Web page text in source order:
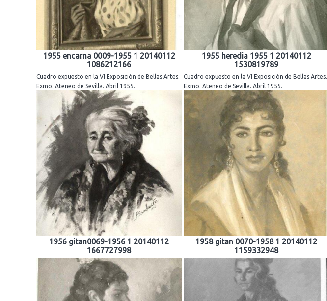
1955 encarna 0009-1955 1 20140112
1086212166
Cuadro expuesto en la VI Exposición de Bellas Artes.
Exmo. Ateneo de Sevilla. Abril 1955.
1955 heredia 1955 1 20140112
1530819789
Cuadro expuesto en la VI Exposición de Bellas Artes.
Exmo. Ateneo de Sevilla. Abril 1955.
1956 gitan0069-1956 1 20140112
1667727998
1958 gitan 0070-1958 1 20140112
1159332948